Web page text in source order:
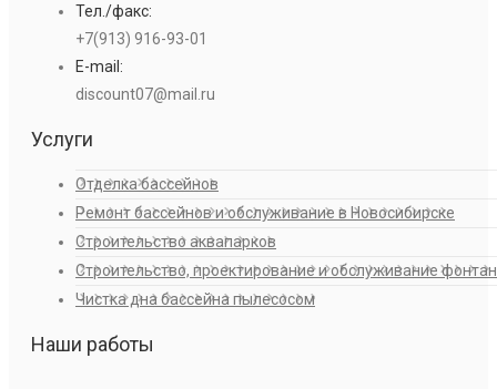
Тел./факс:
+7(913) 916-93-01
E-mail:
discount07@mail.ru
Услуги
Отделка бассейнов
Ремонт бассейнов и обслуживание в Новосибирске
Строительство аквапарков
Строительство, проектирование и обслуживание
Чистка дна бассейна пылесосом
Наши работы